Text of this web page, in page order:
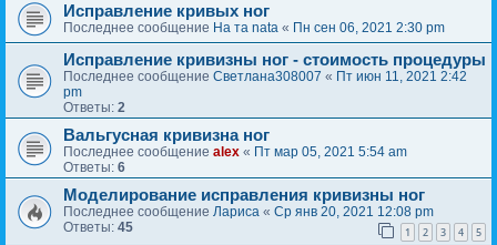
Исправление кривых ног
Последнее сообщение На та nata « Пн сен 06, 2021 2:30 pm
Исправление кривизны ног - стоимость процедуры
Последнее сообщение Светлана308007 « Пт июн 11, 2021 2:42
pm
Ответы: 2
Вальгусная кривизна ног
Последнее сообщение alex « Пт мар 05, 2021 5:54 am
Ответы: 6
Моделирование исправления кривизны ног
Последнее сообщение Лариса « Ср янв 20, 2021 12:08 pm
Ответы: 45 1 2 3 4 5